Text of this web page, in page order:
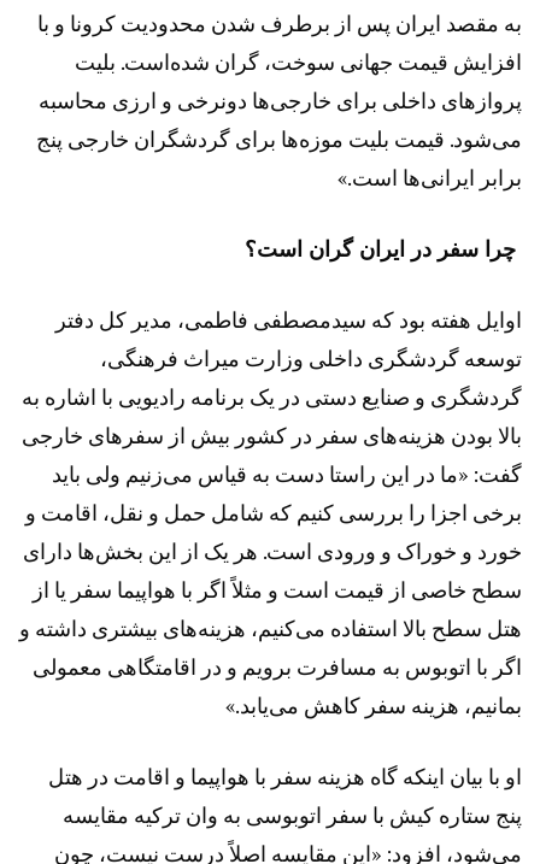
به مقصد ایران پس از برطرف شدن محدودیت کرونا و با
افزایش قیمت جهانی سوخت، گران شده‌است. بلیت
پرواز‌های داخلی برای خارجی‌ها دونرخی و ارزی محاسبه
می‌شود. قیمت بلیت موزه‌ها برای گردشگران خارجی پنج
برابر ایرانی‌ها است.»
چرا سفر در ایران گران است؟
اوایل هفته بود که سیدمصطفی فاطمی، مدیر کل دفتر
توسعه گردشگری داخلی وزارت میراث فرهنگی،
گردشگری و صنایع دستی در یک برنامه رادیویی با اشاره به
بالا بودن هزینه‌های سفر در کشور بیش از سفر‌های خارجی
گفت: «ما در این راستا دست به قیاس می‌زنیم ولی باید
برخی اجزا را بررسی کنیم که شامل حمل و نقل، اقامت و
خورد و خوراک و ورودی است. هر یک از این بخش‌ها دارای
سطح خاصی از قیمت است و مثلاً اگر با هواپیما سفر یا از
هتل سطح بالا استفاده می‌کنیم، هزینه‌های بیشتری داشته و
اگر با اتوبوس به مسافرت برویم و در اقامتگاهی معمولی
بمانیم، هزینه سفر کاهش می‌یابد.»
او با بیان اینکه گاه هزینه سفر با هواپیما و اقامت در هتل
پنج ستاره کیش با سفر اتوبوسی به وان ترکیه مقایسه
می‌شود، افزود: «این مقایسه اصلاً درست نیست، چون